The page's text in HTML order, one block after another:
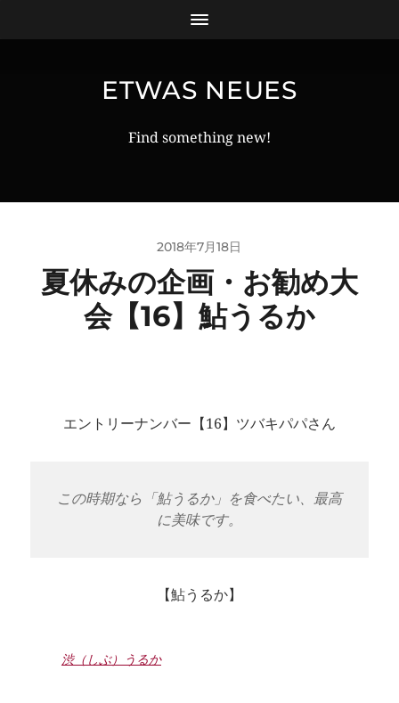
ETWAS NEUES
Find something new!
2018年7月18日
夏休みの企画・お勧め大
会【16】鮎うるか
エントリーナンバー【16】ツバキパパさん
この時期なら「鮎うるか」を食べたい、最高
に美味です。
【鮎うるか】
渋（しぶ）うるか